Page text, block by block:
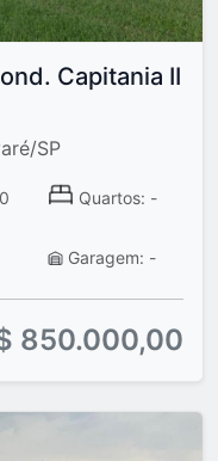
Capitania II
SP
Quartos: -
Garagem: -
850.000,00